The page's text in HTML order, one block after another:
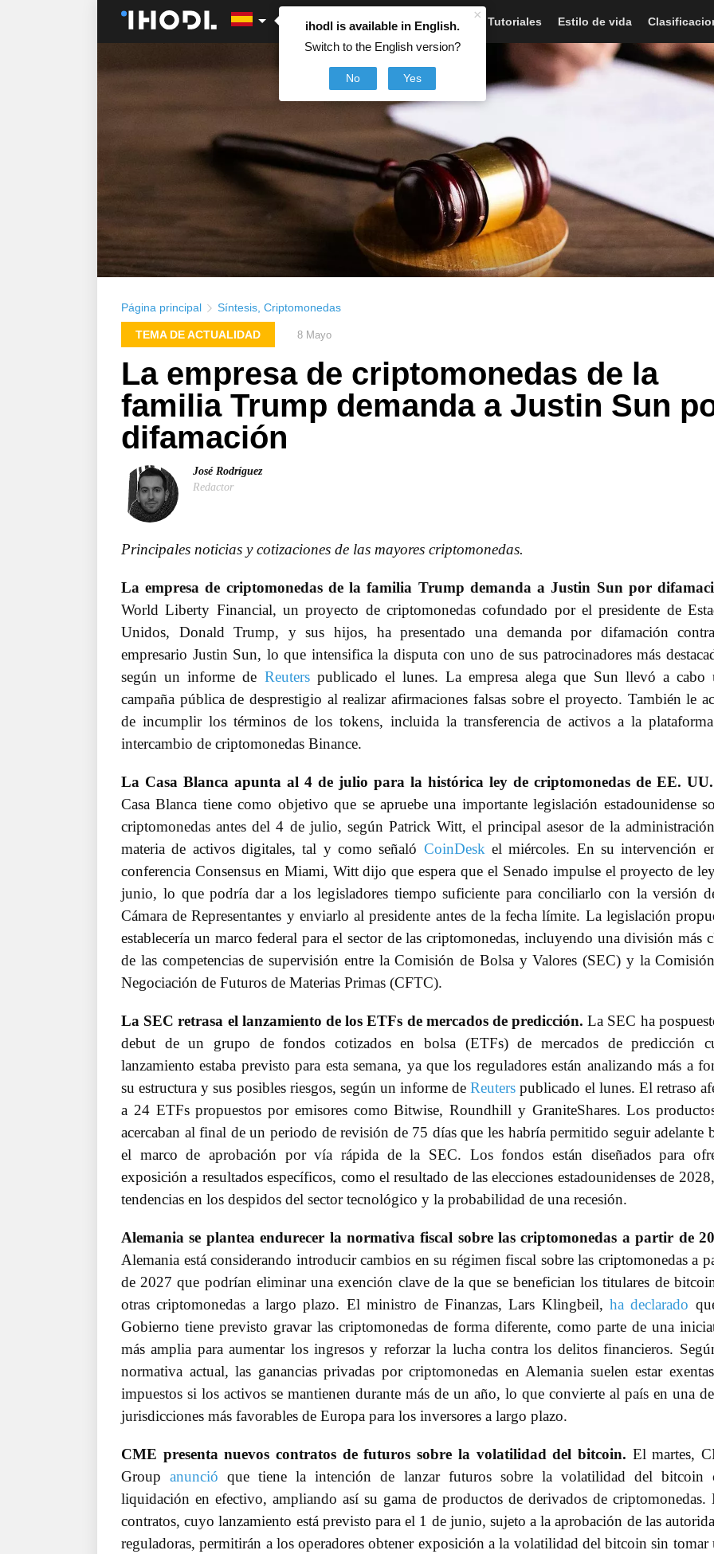
×
ihodl is available in English.
Switch to the English version?
No Yes
Artículos Noticias Tutoriales Estilo de vida
Página principal Síntesis Criptomonedas
TEMA DE ACTUALIDAD 8 Mayo
La empresa de criptomonedas de la
familia Trump demanda a Justin Sun
difamación
José Rodríguez
Redactor
Principales noticias y cotizaciones de las mayores criptomonedas.
La empresa de criptomonedas de la familia Trump demanda a Justin Sun por
World Liberty Financial, un proyecto de criptomonedas cofundado por el presidente de
Unidos, Donald Trump, y sus hijos, ha presentado una demanda por difamación
empresario Justin Sun, lo que intensifica la disputa con uno de sus patrocinadores más
según un informe de Reuterspublicado el lunes. La empresa alega que Sun llevó a cabo
campaña pública de desprestigio al realizar afirmaciones falsas sobre el proyecto. También le
de incumplir los términos de los tokens, incluida la transferencia de activos a la
intercambio de criptomonedas Binance.
La Casa Blanca apunta al 4 de julio para la histórica ley de criptomonedas de EE. UU.
Casa Blanca tiene como objetivo que se apruebe una importante legislación estadounidense
criptomonedas antes del 4 de julio, según Patrick Witt, el principal asesor de la
materia de activos digitales, tal y como señaló CoinDeskel miércoles. En su intervención
conferencia Consensus en Miami, Witt dijo que espera que el Senado impulse el proyecto de
junio, lo que podría dar a los legisladores tiempo suficiente para conciliarlo con la versión
Cámara de Representantes y enviarlo al presidente antes de la fecha límite. La legislación
establecería un marco federal para el sector de las criptomonedas, incluyendo una división más
de las competencias de supervisión entre la Comisión de Bolsa y Valores (SEC) y la
Negociación de Futuros de Materias Primas (CFTC).
La SEC retrasa el lanzamiento de los ETFs de mercados de predicción. La SEC ha
debut de un grupo de fondos cotizados en bolsa (ETFs) de mercados de predicción
lanzamiento estaba previsto para esta semana, ya que los reguladores están analizando más a
su estructura y sus posibles riesgos, según un informe deReuters publicado el lunes. El retraso
a 24 ETFs propuestos por emisores como Bitwise, Roundhill y GraniteShares. Los
acercaban al final de un periodo de revisión de 75 días que les habría permitido seguir adelante
el marco de aprobación por vía rápida de la SEC. Los fondos están diseñados para
exposición a resultados específicos, como el resultado de las elecciones estadounidenses de
tendencias en los despidos del sector tecnológico y la probabilidad de una recesión.
Alemania se plantea endurecer la normativa fiscal sobre las criptomonedas a partir de
Alemania está considerando introducir cambios en su régimen fiscal sobre las criptomonedas a
de 2027 que podrían eliminar una exención clave de la que se benefician los titulares de
otras criptomonedas a largo plazo. El ministro de Finanzas, Lars Klingbeil, ha declarado
Gobierno tiene previsto gravar las criptomonedas de forma diferente, como parte de una
más amplia para aumentar los ingresos y reforzar la lucha contra los delitos financieros.
normativa actual, las ganancias privadas por criptomonedas en Alemania suelen estar
impuestos si los activos se mantienen durante más de un año, lo que convierte al país en una
jurisdicciones más favorables de Europa para los inversores a largo plazo.
CME presenta nuevos contratos de futuros sobre la volatilidad del bitcoin. El martes,
Groupanunció que tiene la intención de lanzar futuros sobre la volatilidad del bitcoin
liquidación en efectivo, ampliando así su gama de productos de derivados de criptomonedas.
contratos, cuyo lanzamiento está previsto para el 1 de junio, sujeto a la aprobación de las
reguladoras, permitirán a los operadores obtener exposición a la volatilidad del bitcoin sin tomar